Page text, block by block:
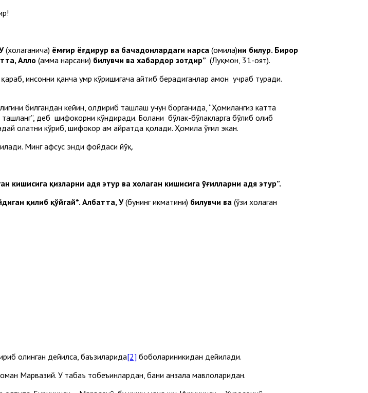
(хоҳлаганича) ёмғир ёғдирур ва бачадонлардаги нарса (ҳомила)ни билур. Бирор
Аллоҳ (ҳамма нарсани) билувчи ва хабардор зотдир” (Луқмон, 31-оят).
инсонни қанча умр кўришигача айтиб берадиганлар ҳамон учраб туради.
билгандан кейин, олдириб ташлаш учун борганида, “Ҳомилангиз катта
деб шифокорни кўндиради. Болани бўлак-бўлакларга бўлиб олиб
ҳолатни кўриб, шифокор ҳам ҳайратда қолади. Ҳомила ўғил экан.
Минг афсус энди фойдаси йўқ.
кишисига қизларни ҳадя этур ва хоҳлаган кишисига ўғилларни ҳадя этур”.
қилиб қўйгай*. Албатта, У(бунинг ҳикматини) билувчи ва (ўзи хоҳлаган
олинган дейилса, баъзиларида[2] боболариникидан дейилади.
Марвазий. У табаъ тобеъинлардан, бани ҳанзала мавлоларидан.